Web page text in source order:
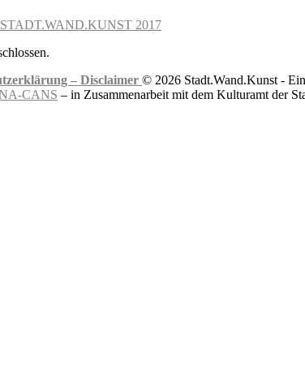
2017
– Disclaimer © 2026 Stadt.Wand.Kunst -
CANS – in Zusammenarbeit mit dem Kulturamt der